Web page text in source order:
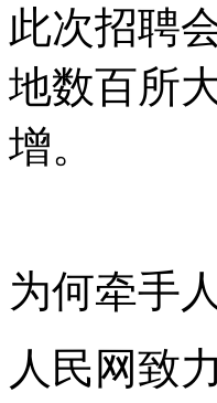
此次招聘
地数百所
增。
为何牵手
人民网致